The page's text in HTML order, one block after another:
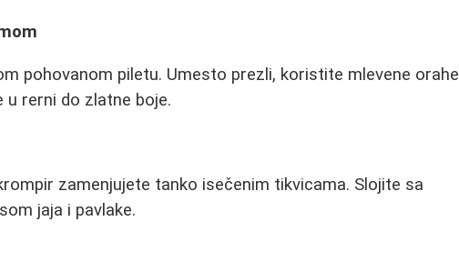
pohovanom piletu. Umesto prezli, koristite mlevene orahe
u rerni do zlatne boje.
zamenjujete tanko isečenim tikvicama. Slojite sa
jaja i pavlake.